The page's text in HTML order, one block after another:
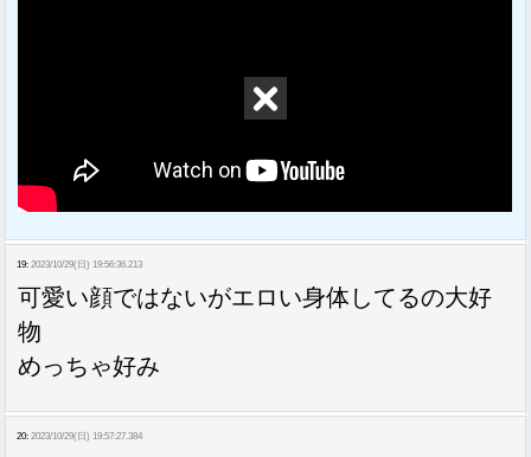
19: 2023/10/29(日) 19:56:36.213
可愛い顔ではないがエロい身体してるの大好
物
めっちゃ好み
20: 2023/10/29(日) 19:57:27.384